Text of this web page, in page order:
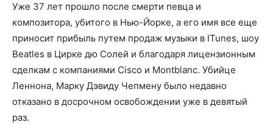
Уже 37 лет прошло после смерти певца и
композитора, убитого в Нью-Йорке, а его имя все еще
приносит прибыль путем продаж музыки в ITunes, шоу
Beatles в Цирке дю Солей и благодаря лицензионным
сделкам с компаниями Cisco и Montblanc. Убийце
Леннона, Марку Дэвиду Чепмену было недавно
отказано в досрочном освобождении уже в девятый
раз.